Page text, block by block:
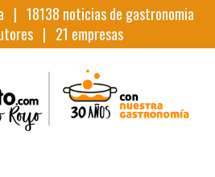
| 18138 noticias de gastronomia
| 21 empresas